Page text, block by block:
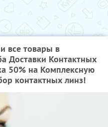
все товары в
Доставки Контактных
50% на Комплексную
контактных линз!